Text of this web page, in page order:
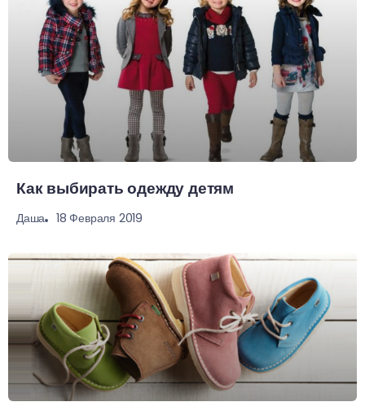
Как выбирать одежду детям
Даша 18 Февраля 2019